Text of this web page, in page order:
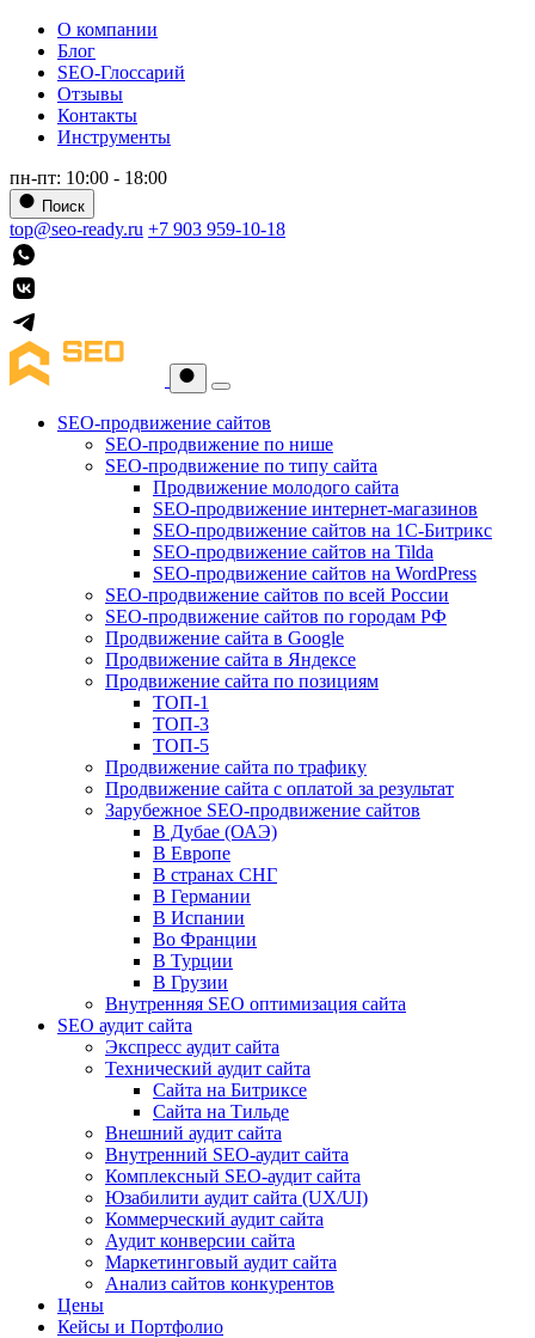
О компании
Блог
SEO-Глоссарий
Отзывы
Контакты
Инструменты
пн-пт: 10:00 - 18:00
Поиск
top@seo-ready.ru +7 903 959-10-18
SEO-продвижение сайтов
SEO-продвижение по нише
SEO-продвижение по типу сайта
Продвижение молодого сайта
SEO-продвижение интернет-магазинов
SEO-продвижение сайтов на 1С-Битрикс
SEO-продвижение сайтов на Tilda
SEO-продвижение сайтов на WordPress
SEO-продвижение сайтов по всей России
SEO-продвижение сайтов по городам РФ
Продвижение сайта в Google
Продвижение сайта в Яндексе
Продвижение сайта по позициям
ТОП-1
ТОП-3
ТОП-5
Продвижение сайта по трафику
Продвижение сайта с оплатой за результат
Зарубежное SEO-продвижение сайтов
В Дубае (ОАЭ)
В Европе
В странах СНГ
В Германии
В Испании
Во Франции
В Турции
В Грузии
Внутренняя SEO оптимизация сайта
SEO аудит сайта
Экспресс аудит сайта
Технический аудит сайта
Сайта на Битриксе
Сайта на Тильде
Внешний аудит сайта
Внутренний SEO-аудит сайта
Комплексный SEO-аудит сайта
Юзабилити аудит сайта (UX/UI)
Коммерческий аудит сайта
Аудит конверсии сайта
Маркетинговый аудит сайта
Анализ сайтов конкурентов
Цены
Кейсы и Портфолио